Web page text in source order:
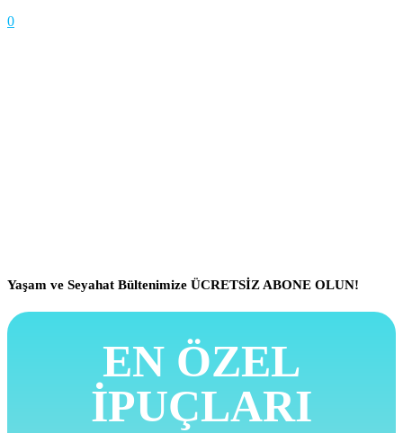
0
Yaşam ve Seyahat Bültenimize ÜCRETSİZ ABONE OLUN!
EN ÖZEL
İPUÇLARI